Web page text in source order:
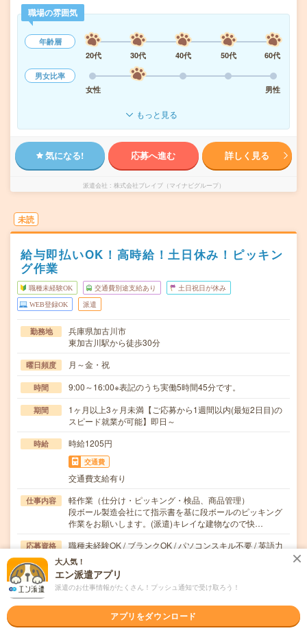
職場の雰囲気
年齢層
20代
30代 40代 50代
60代
男女比率
女性
男性
もっと見る
気になる! 応募へ進む 詳しく見る
派遣会社 株式会社ブレイブ（マイナビグループ）
未読
給与即払いOK！高時給！土日休み！ピッキン
グ作業
職種未経験OK 交通費別途支給あり 土日祝日が休み
WEB登録OK 派遣
勤務地
兵庫県加古川市
東加古川駅から徒歩30分
曜日頻度 月～金・祝
時間 9:00～16:00※表記のうち実働5時間45分です。
期間
1ヶ月以上3ヶ月未満【ご応募から1週間以内(最短2日目)の
スピード就業が可能】即日～
時給 時給1205円
交通費
交通費支給有り
仕事内容
軽作業（仕分け・ピッキング・検品、商品管理）
段ボール製造会社にて指示書を基に段ボールのピッキング
作業をお願いします。(派遣)キレイな建物なので快…
応募資格
職種未経験OK / ブランクOK / パソコンスキル不要 / 英語力
不要
【来社不要、WEB登録OK！】〇未経験大歓迎！〇フリー
ター、主婦(夫) 大歓迎！ ※お仕事の掛け持ち…
職場の雰囲気
大人気！
エン派遣アプリ
派遣のお仕事情報がたくさん！プッシュ通知で受け取ろう！
アプリをダウンロード